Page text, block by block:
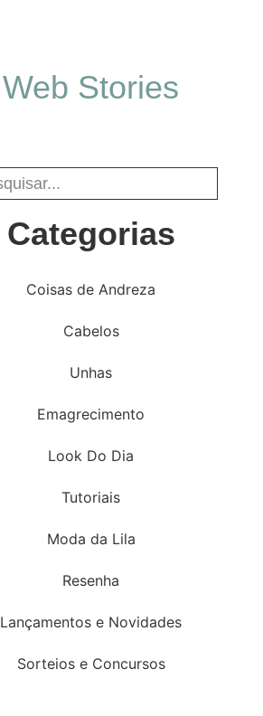
Web Stories
Categorias
Coisas de Andreza
Cabelos
Unhas
Emagrecimento
Look Do Dia
Tutoriais
Moda da Lila
Resenha
Lançamentos e Novidades
Sorteios e Concursos